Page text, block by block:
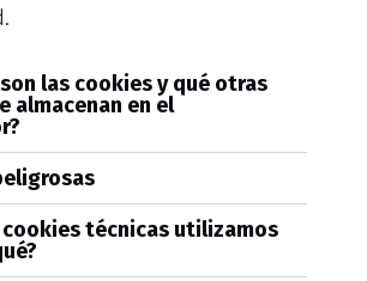
son las cookies y qué otras
almacenan en el
cookies técnicas utilizamos